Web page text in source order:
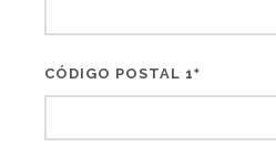
CÓDIGO POSTAL 1*